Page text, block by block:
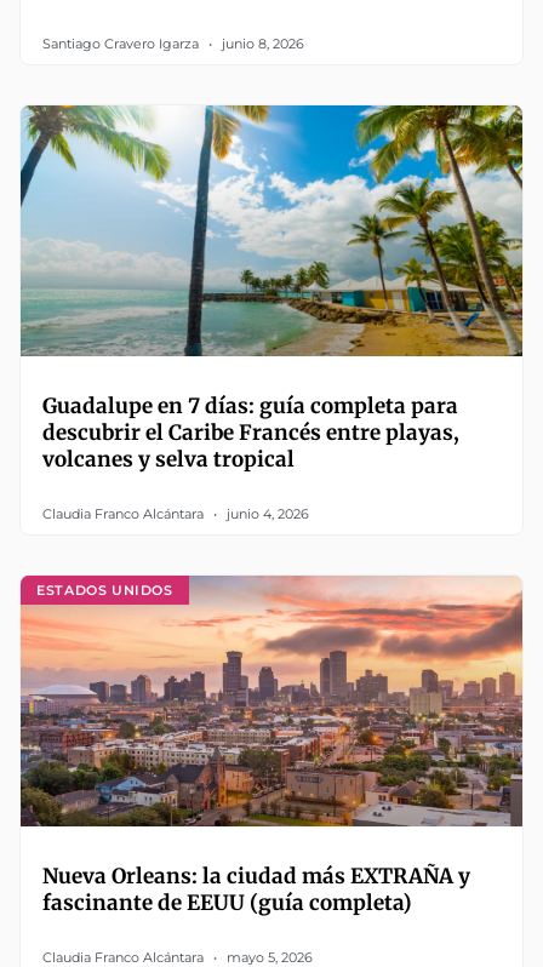
Santiago Cravero Igarza junio 8, 2026
Guadalupe en 7 días: guía completa para
descubrir el Caribe Francés entre playas,
volcanes y selva tropical
Claudia Franco Alcántara junio 4, 2026
ESTADOS UNIDOS
Nueva Orleans: la ciudad más EXTRAÑA y
fascinante de EEUU (guía completa)
Claudia Franco Alcántara mayo 5, 2026